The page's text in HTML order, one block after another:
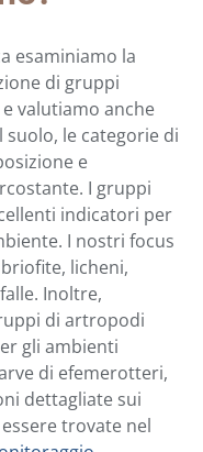
esaminiamo la
di gruppi
valutiamo anche
le categorie di
e
I gruppi
indicatori per
I nostri focus
licheni,
Inoltre,
di artropodi
gli ambienti
di efemerotteri,
dettagliate sui
trovate nel